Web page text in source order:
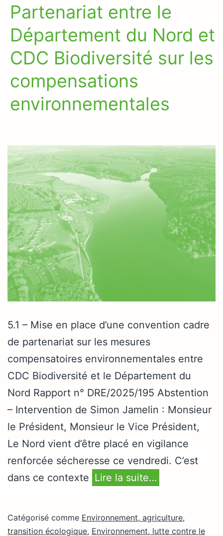
Partenariat entre le
Département du Nord et
CDC Biodiversité sur les
compensations
environnementales
5.1 – Mise en place d’une convention cadre
de partenariat sur les mesures
compensatoires environnementales entre
CDC Biodiversité et le Département du
Nord Rapport n° DRE/2025/195 Abstention
– Intervention de Simon Jamelin : Monsieur
le Président, Monsieur le Vice Président,
Le Nord vient d’être placé en vigilance
renforcée sécheresse ce vendredi. C’est
dans ce contexte Lire la suite…
Catégorisé comme Environnement, agriculture,
transition écologique, Environnement, lutte contre le